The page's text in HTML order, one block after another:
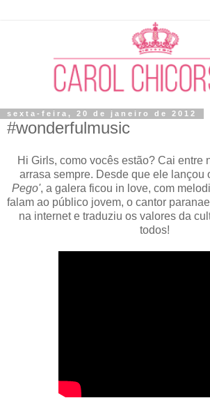
sexta-feira, 20 de janeiro de 2012
#wonderfulmusic
Hi Girls, como vocês estão? Cai entre
arrasa sempre. Desde que ele lançou
Pego', a galera ficou in love, com
falam ao público jovem, o cantor
na internet e traduziu os valores da
todos!